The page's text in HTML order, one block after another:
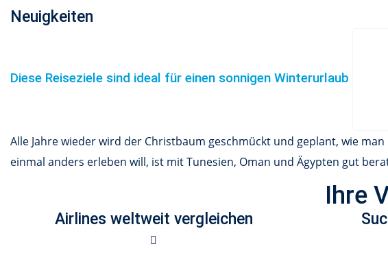
Neuigkeiten
Diese Reiseziele sind ideal für einen sonnigen Winterurlaub
Alle Jahre wieder wird der Christbaum geschmückt und geplant, wie
einmal anders erleben will, ist mit Tunesien, Oman und Ägypten gut
Ihre
Airlines weltweit vergleichen